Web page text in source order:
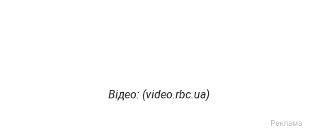
Відео: (video.rbc.ua)